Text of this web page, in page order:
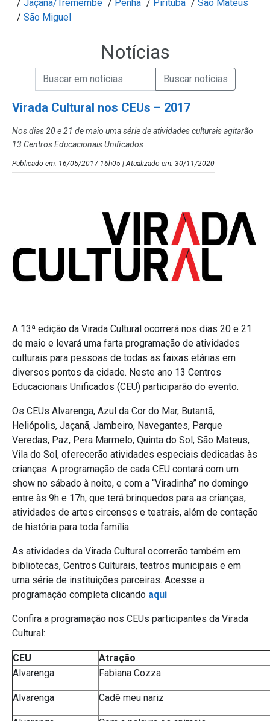
/ Jaçanã/Tremembé / Penha / Pirituba / São Mateus
/ São Miguel
Notícias
Campo de Busca de Notícias
Campo de Busca de informaçõesEnviar a Busca de Notícias
Virada Cultural nos CEUs – 2017
Nos dias 20 e 21 de maio uma série de atividades culturais agitarão
13 Centros Educacionais Unificados
Publicado em: 16/05/2017 16h05 | Atualizado em: 30/11/2020
A 13ª edição da Virada Cultural ocorrerá nos dias 20 e 21
de maio e levará uma farta programação de atividades
culturais para pessoas de todas as faixas etárias em
diversos pontos da cidade. Neste ano 13 Centros
Educacionais Unificados (CEU) participarão do evento.
Os CEUs Alvarenga, Azul da Cor do Mar, Butantã,
Heliópolis, Jaçanã, Jambeiro, Navegantes, Parque
Veredas, Paz, Pera Marmelo, Quinta do Sol, São Mateus,
Vila do Sol, oferecerão atividades especiais dedicadas às
crianças. A programação de cada CEU contará com um
show no sábado à noite, e com a “Viradinha” no domingo
entre às 9h e 17h, que terá brinquedos para as crianças,
atividades de artes circenses e teatrais, além de contação
de história para toda família.
As atividades da Virada Cultural ocorrerão também em
bibliotecas, Centros Culturais, teatros municipais e em
uma série de instituições parceiras. Acesse a
programação completa clicando aqui
Confira a programação nos CEUs participantes da Virada
Cultural:
CEU
Atração
Alvarenga
Fabiana Cozza
Alvarenga Cadê meu nariz